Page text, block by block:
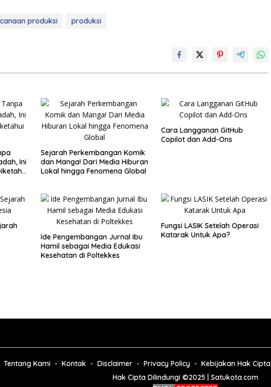
produksi produksi
Ini
Sejarah Perkembangan Komik
dan Manga! Dari Media Hiburan
Lokal hingga Fenomena Global
Cara Langganan GitHub
Copilot dan Add-Ons
Ide Pengembangan Jurnal Ibu
Hamil sebagai Media Edukasi
Kesehatan di Poltekkes
Fungsi LASIK Setelah Operasi
Katarak Untuk Apa?
Tentang Kami Kontak Disclaimer Privacy Policy Kebijakan Hak Cipta
Hak Cipta Dilindungi ©2025 | Satukota.com